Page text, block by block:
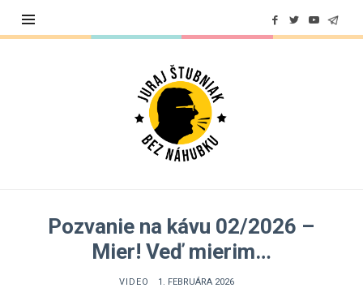
Juraj
Štubniak
Pozvanie na kávu 02/2026 –
Mier! Veď mierim…
VIDEO 1. FEBRUÁRA 2026